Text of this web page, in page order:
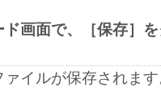
係る権原および所有
キヤノンのライセン
画面で、［保存］
イルが保存されま